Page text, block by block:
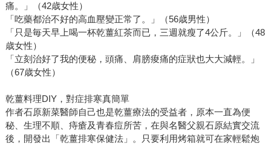
痛。」（42歳女性）
「吃藥都治不好的高血壓變正常了。」（56歳男性）
「只是毎天早上喝一杯乾薑紅茶而已，三週就瘦了4公斤。」（48
歳女性）
「立刻治好了我的便秘，頭痛、肩膀痠痛的症狀也大大減輕。」
（67歳女性）
乾薑料理DIY，對症排寒真簡單
作者石原新菜醫師自己也是乾薑療法的受益者，原本一直為便
秘、生理不順、痔瘡及青春痘所苦，在與名醫父親石原結實交流
後，開發出「乾薑排寒保健法」。只要利用烤箱就可在家輕鬆炮